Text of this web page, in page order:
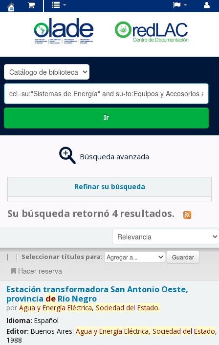
OLADE
-
Ir
Búsqueda avanzada
Refinar su búsqueda
Su búsqueda retornó 4 resultados.
| | Seleccionar títulos para:
Hacer reserva
Estación transformadora San Antonio Oeste,
provincia deRío Negro
por Agua y Energía Eléctrica, Sociedad del Estado.
Idioma: Español
Editor: Buenos Aires: Agua y Energía Eléctrica, Sociedad del Estado,
1988